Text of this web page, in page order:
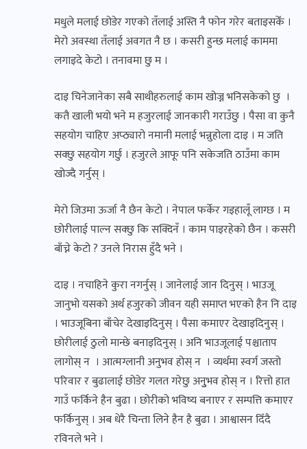
मधुले मलाई छोडेर गएको तँलाई अस्ति नै फोन गरेर बताइसकेँ ।
मेरो अवस्था तँलाई अवगत नै छ । कसरी हुन्छ मलाई काममा
लगाइदे केटो । तनावमा छु म ।
दाइ चिनेजानेका सबै साथीहरुलाई काम खोज्न भनिसकेको छु ।
कतै खाली भयो भने म हजुरलाई जानकारी गराउँछु । पैसा वा कुनै
सहयोग चाहिए अप्ठ्यारो नमानी मलाई भन्नुहोला दाइ । म जति
सक्छु सहयोग गर्छु । हजुरले आफू पनि सकेजति ठाउँमा काम
खोज्दै गर्नुस् ।
मेरो जिउमा ऊर्जा नै छैन केटो । नेपाल फर्केर गइहालूँ लाग्छ । म
छोरीलाई पाल्न सक्छु कि सक्दिनँ । काम पाइरहेको छैन । कसरी
बाँच्ने केटो ? उनले निरास हुँदै भने ।
दाइ । नचाहिने कुरा नगर्नुस् । जानेलाई जान दिनुस् । भाउजू
जानुभो यसको अर्थ हजुरको जीवन यही समाप्त भएको हैन नि दाइ
। भाउजूबिना बाँचेर देखाइदिनुस् । पैसा कमाएर देखाइदिनुस् ।
छोरीलाई ठुलो मान्छे बनाइदिनुस् । अनि भाउजूलाई पश्चाताप
लागोस् न । आत्मग्लानी अनुभव होस् न । व्यर्थमा स्वर्ग जस्तो
परिवार र बुढालाई छोडेर गलत गरेछु अनुुभव होस् न । रित्तो हात
गाउँ फर्किने हैन बुढा । छोरीको भविष्य बनाएर र सम्पत्ति कमाएर
फर्किनुस् । अब धेरै चिन्ता लिने हैन है बुढा । आश्वासन दिँदै
रविनले भने ।